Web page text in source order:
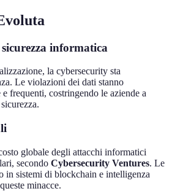
informatica
la cybersecurity sta
Le violazioni dei dati stanno
frequenti, costringendo le aziende a
globale degli attacchi informatici
secondo Cybersecurity Ventures. Le
in sistemi di blockchain e intelligenza
minacce.